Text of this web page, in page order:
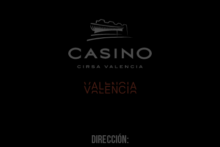
Dirección: